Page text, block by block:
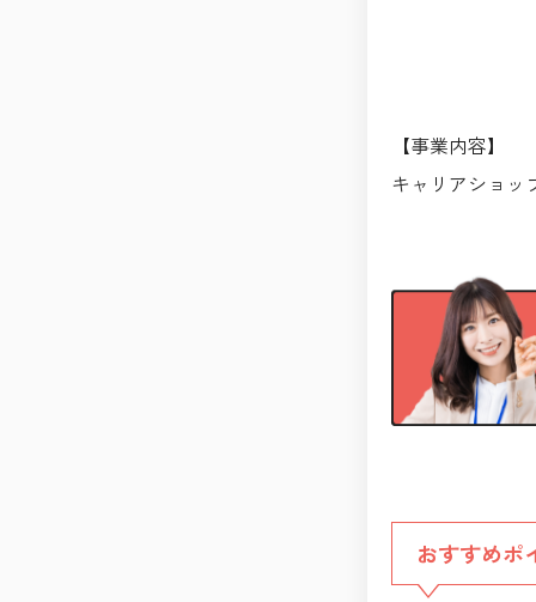
【事業内容】
キャリアショッ
おすすめポ